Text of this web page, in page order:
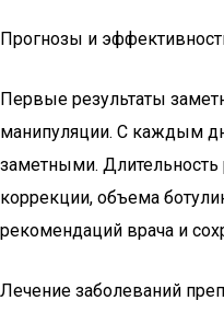
Прогнозы и
Первые результаты
манипуляции. С каждым
заметными. Длительность
коррекции, объема
рекомендаций врача и
Лечение заболеваний